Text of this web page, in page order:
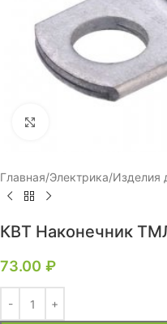
Главная Электрика Изделия
КВТ Наконечник
73.00 ₽